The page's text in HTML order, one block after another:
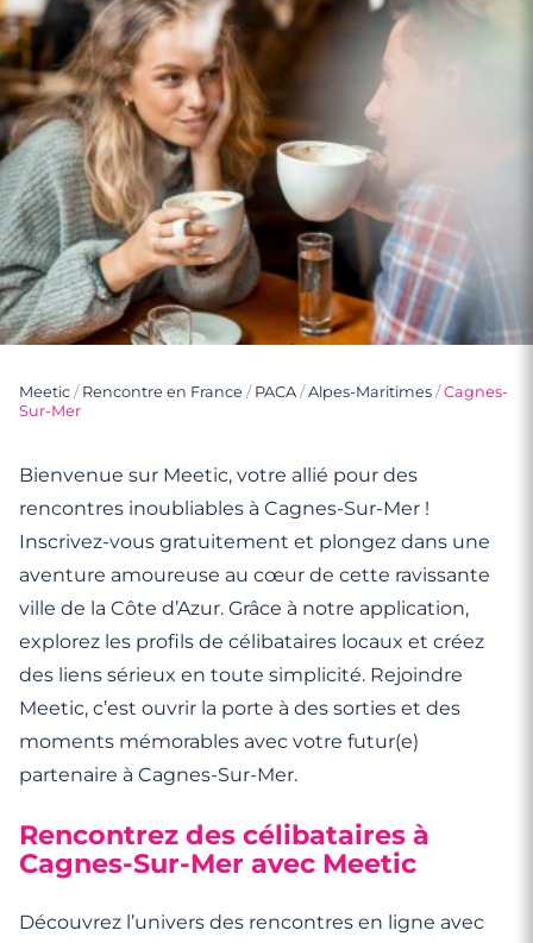
Meetic / Rencontre en France / PACA /Alpes-Maritimes /Cagnes-
Sur-Mer
Bienvenue sur Meetic, votre allié pour des
rencontres inoubliables à Cagnes-Sur-Mer !
Inscrivez-vous gratuitement et plongez dans une
aventure amoureuse au cœur de cette ravissante
ville de la Côte d’Azur. Grâce à notre application,
explorez les profils de célibataires locaux et créez
des liens sérieux en toute simplicité. Rejoindre
Meetic, c’est ouvrir la porte à des sorties et des
moments mémorables avec votre futur(e)
partenaire à Cagnes-Sur-Mer.
Rencontrez des célibataires à
Cagnes-Sur-Mer avec Meetic
Découvrez l’univers des rencontres en ligne avec